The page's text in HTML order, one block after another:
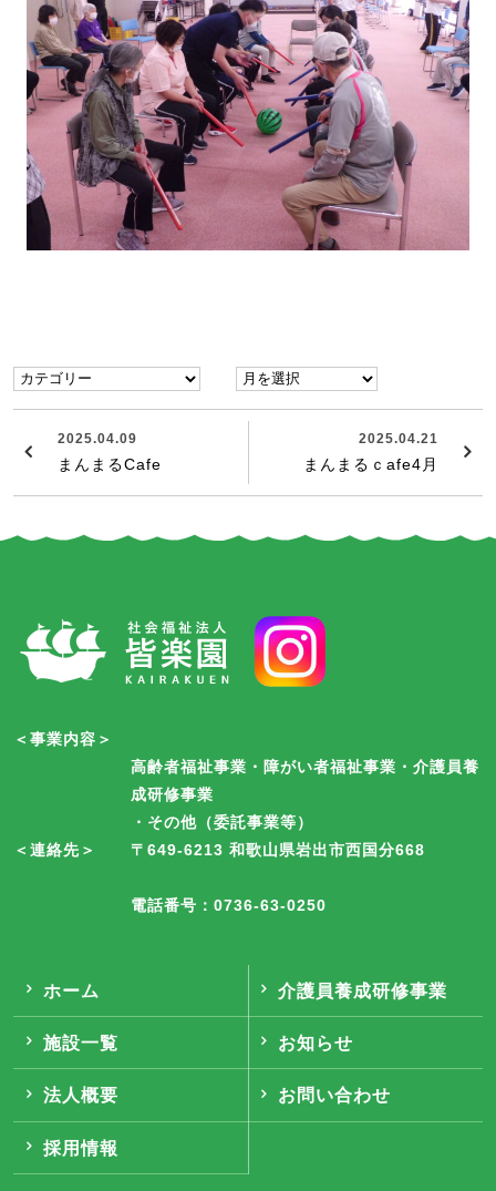
2025.04.09
まんまるCafe
2025.04.21
まんまるｃafe4月
＜事業内容＞
高齢者福祉事業・障がい者福祉事業・介護員養
成研修事業
・その他（委託事業等）
＜連絡先＞
〒649-6213 和歌山県岩出市西国分668
電話番号：0736-63-0250
ホーム
施設一覧
法人概要
採用情報
介護員養成研修事業
お知らせ
お問い合わせ